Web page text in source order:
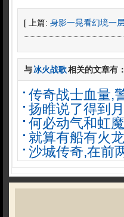
[ 上篇: 身影一晃看幻境一
与冰火战歌相关的文章有：
传奇战士血量,
扬睢说了得到
何必动气和虹
就算有船有火
沙城传奇,在前